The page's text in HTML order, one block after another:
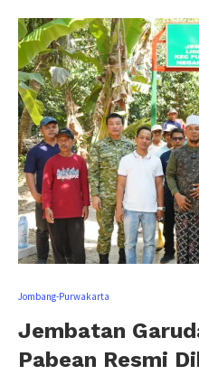
Jombang-Purwakarta
Jembatan
Pabean Resmi